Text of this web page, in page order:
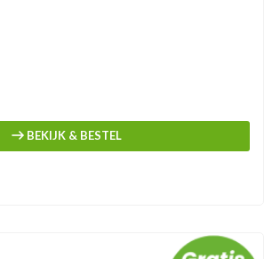
BEKIJK & BESTEL